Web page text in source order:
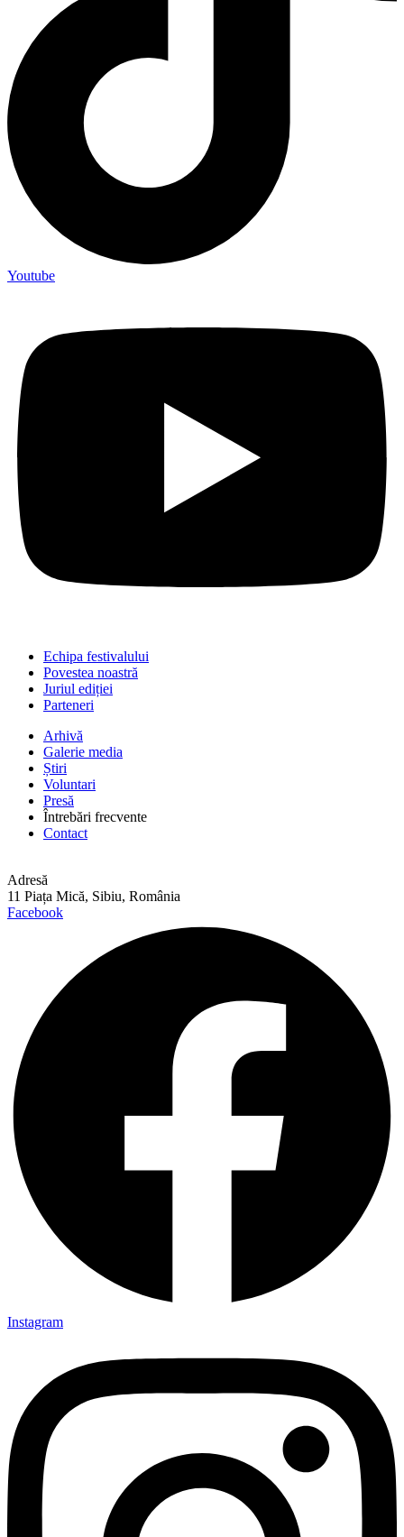
Youtube
Echipa festivalului
Povestea noastră
Juriul ediției
Parteneri
Arhivă
Galerie media
Știri
Voluntari
Presă
Întrebări frecvente
Contact
Adresă
11 Piața Mică, Sibiu, România
Facebook
Instagram